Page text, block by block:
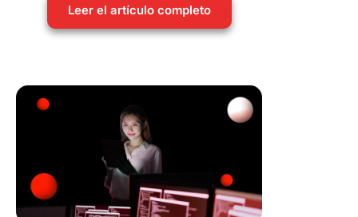
Leer el artículo completo